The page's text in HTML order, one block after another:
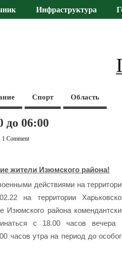
Инфраструктура
Спорт Область
до 06:00
1 Comment
жители Изюмского района!
действиями на
на территории
Изюмского района
с 18.00 часов вечера
часов утра на период до